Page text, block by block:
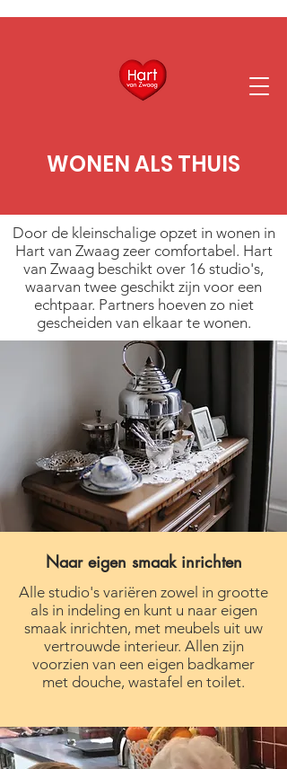
WONEN ALS THUIS
Door de kleinschalige opzet in wonen in
Hart van Zwaag zeer comfortabel. Hart
van Zwaag beschikt over 16 studio's,
waarvan twee geschikt zijn voor een
echtpaar. Partners hoeven zo niet
gescheiden van elkaar te wonen.
Naar eigen smaak inrichten
Alle studio's variëren zowel in grootte
als in indeling en kunt u naar eigen
smaak inrichten, met meubels uit uw
vertrouwde interieur. Allen zijn
voorzien van een eigen badkamer
met douche, wastafel en toilet.